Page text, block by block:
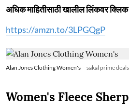
अधिक माहितीसाठी खालील लिंकवर
https://amzn.to/3LPGQgP
Alan Jones Clothing Women's sakal prime deals
Women's Fleece